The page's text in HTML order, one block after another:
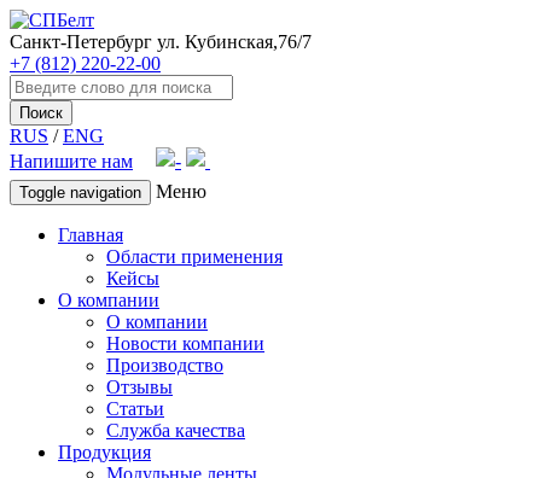
Санкт-Петербург ул. Кубинская,76/7
+7 (812) 220-22-00
Поиск
RUS /ENG
Напишите нам
Toggle navigation Меню
Главная
Области применения
Кейсы
О компании
О компании
Новости компании
Производство
Отзывы
Статьи
Служба качества
Продукция
Модульные ленты